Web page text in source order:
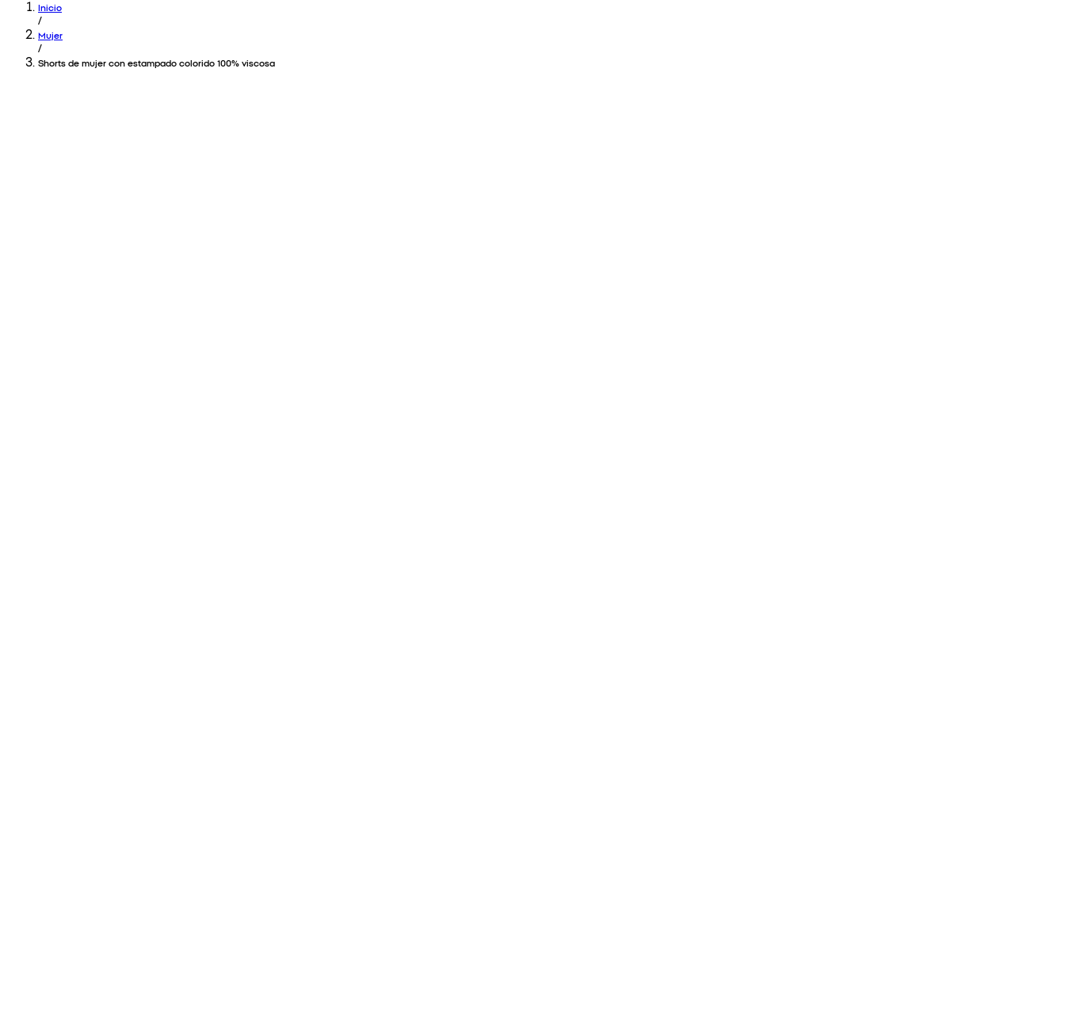
Inicio
/
Mujer
/
Shorts de mujer con estampado colorido 100% viscosa